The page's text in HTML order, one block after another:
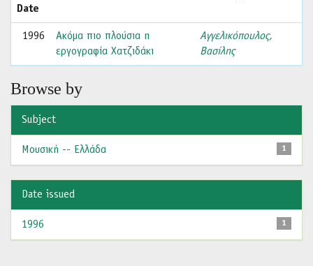
Date
1996
Ακόμα πιο πλούσια η
εργογραφία Χατζιδάκι
Αγγελικόπουλος,
Βασίλης
Browse by
Subject
1
Μουσική -- Ελλάδα
Date issued
1
1996